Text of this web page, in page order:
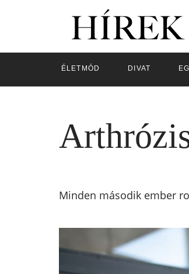
ÉLETMÓD DIVAT
Minden második ember